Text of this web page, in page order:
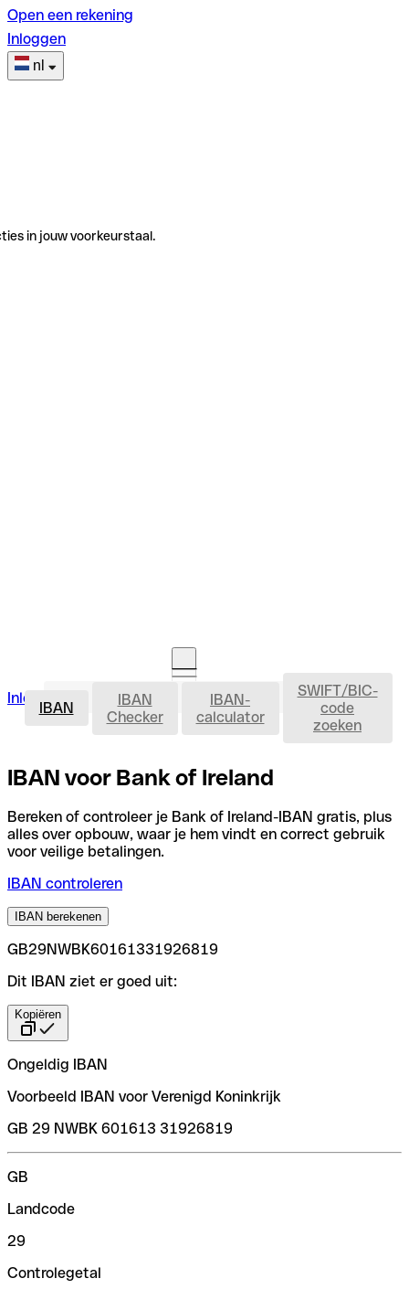
Open een rekening
Inloggen
nl
in jouw voorkeurstaal.
Inloggen Rekening openen IBAN
IBAN
IBAN
Checker
IBAN-
calculator
SWIFT/BIC-
code
zoeken
IBAN voor Bank of Ireland
Bereken of controleer je Bank of Ireland-IBAN gratis, plus
alles over opbouw, waar je hem vindt en correct gebruik
voor veilige betalingen.
IBAN controleren
IBAN berekenen
GB29NWBK60161331926819
Dit IBAN ziet er goed uit:
Kopiëren
Ongeldig IBAN
Voorbeeld IBAN voor Verenigd Koninkrijk
GB 29 NWBK 601613 31926819
GB
Landcode
29
Controlegetal